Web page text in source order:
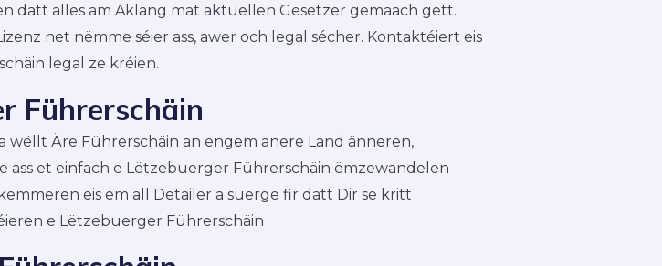
datt alles am Aklang mat aktuellen Gesetzer gemaach gëtt.
net nëmme séier ass, awer och legal sécher. Kontaktéiert eis
legal ze kréien.
Führerschäin
Äre Führerschäin an engem anere Land änneren,
ass et einfach e Lëtzebuerger Führerschäin ëmzewandelen
eis ëm all Detailer a suerge fir datt Dir se kritt
e Lëtzebuerger Führerschäin